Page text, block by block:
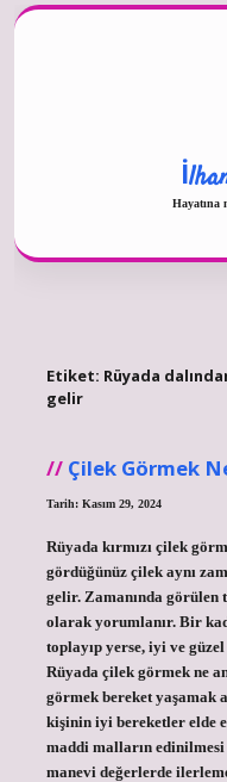
Hayatına
Etiket: Rüyada
gelir
Çilek Görmek
Tarih: Kasım 29, 2024
Rüyada kırmızı çilek
gördüğünüz çilek aynı
gelir. Zamanında görülen
olarak yorumlanır. Bir
toplayıp yerse, iyi ve
Rüyada çilek görmek ne
görmek bereket yaşamak
kişinin iyi bereketler elde
maddi malların edinilmesi
manevi değerlerde